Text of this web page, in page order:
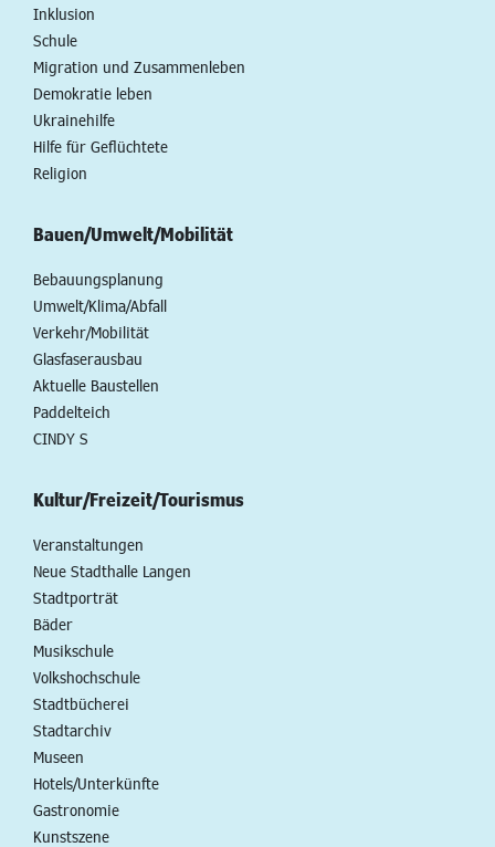
Inklusion
Schule
Migration und Zusammenleben
Demokratie leben
Ukrainehilfe
Hilfe für Geflüchtete
Religion
Bauen/Umwelt/Mobilität
Bebauungsplanung
Umwelt/Klima/Abfall
Verkehr/Mobilität
Glasfaserausbau
Aktuelle Baustellen
Paddelteich
CINDY S
Kultur/Freizeit/Tourismus
Veranstaltungen
Neue Stadthalle Langen
Stadtporträt
Bäder
Musikschule
Volkshochschule
Stadtbücherei
Stadtarchiv
Museen
Hotels/Unterkünfte
Gastronomie
Kunstszene